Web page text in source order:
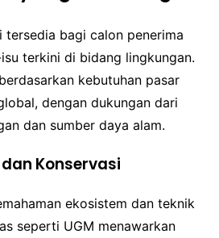
tersedia bagi calon penerima
terkini di bidang lingkungan.
kebutuhan pasar
dengan dukungan dari
dan sumber daya alam.
Konservasi
ekosistem dan teknik
seperti UGM menawarkan